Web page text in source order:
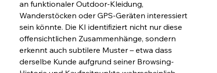
an funktionaler Outdoor-Kleidung,
Wanderstöcken oder GPS-Geräten interessiert
sein könnte. Die KI identifiziert nicht nur diese
offensichtlichen Zusammenhänge, sondern
erkennt auch subtilere Muster – etwa dass
derselbe Kunde aufgrund seiner Browsing-